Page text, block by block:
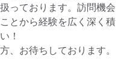
っております。訪問機会
とから経験を広く深く積
！
、お待ちしております。